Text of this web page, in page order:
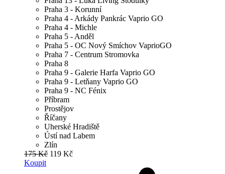
Praha 3 - Korunní
Praha 4 - Arkády Pankrác Vaprio GO
Praha 4 - Michle
Praha 5 - Anděl
Praha 5 - OC Nový Smíchov VaprioGO
Praha 7 - Centrum Stromovka
Praha 8
Praha 9 - Galerie Harfa Vaprio GO
Praha 9 - Letňany Vaprio GO
Praha 9 - NC Fénix
Příbram
Prostějov
Říčany
Uherské Hradiště
Ústí nad Labem
Zlín
175 Kč 119 Kč
Koupit